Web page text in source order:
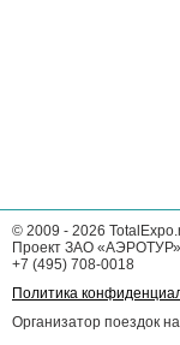
© 2009 - 2026
Проект ЗАО «АЭРОТУР»
+7 (495) 708-0018
Политика
Организатор поездок